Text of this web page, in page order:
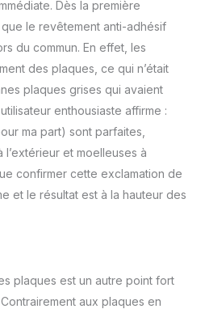
gaufriers type "SUPER 2"
(Référence commençant
par 039 XXX), fabriqués
depuis 2013 En cas de
doute sur la
compatibilité, n'hésitez
pas à contacter la
marque Lagrange
directement
Dès la première
que le revêtement anti-adhésif
du commun. En effet, les
des plaques, ce qui n’était
plaques grises qui avaient
enthousiaste affirme :
ma part) sont parfaites,
et moelleuses à
confirmer cette exclamation de
et le résultat est à la hauteur des
plaques est un autre point fort
aux plaques en